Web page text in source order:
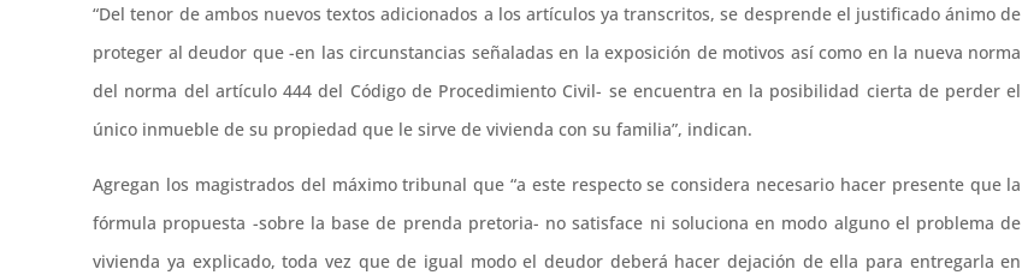
“Del tenor de ambos nuevos textos adicionados a los artículos ya transcritos, se desprende el justificado ánimo de
proteger al deudor que -en las circunstancias señaladas en la exposición de motivos así como en la nueva norma
del norma del artículo 444 del Código de Procedimiento Civil- se encuentra en la posibilidad cierta de perder el
único inmueble de su propiedad que le sirve de vivienda con su familia”, indican.
Agregan los magistrados del máximo tribunal que “a este respecto se considera necesario hacer presente que la
fórmula propuesta -sobre la base de prenda pretoria- no satisface ni soluciona en modo alguno el problema de
vivienda ya explicado, toda vez que de igual modo el deudor deberá hacer dejación de ella para entregarla en